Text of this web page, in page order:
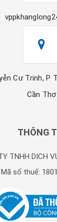
Cư Trinh, P
Cần Thơ
THÔNG
TNHH DỊCH
Mã số thuế: